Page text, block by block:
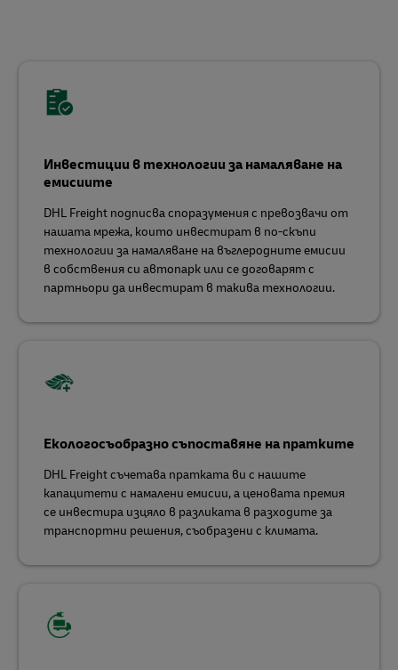
Инвестиции в технологии за намаляване на
емисиите
DHL Freight подписва споразумения с превозвачи от
нашата мрежа, които инвестират в по-скъпи
технологии за намаляване на въглеродните емисии
в собствения си автопарк или се договарят с
партньори да инвестират в такива технологии.
Екологосъобразно съпоставяне на пратките
DHL Freight съчетава пратката ви с нашите
капацитети с намалени емисии, а ценовата премия
се инвестира изцяло в разликата в разходите за
транспортни решения, съобразени с климата.